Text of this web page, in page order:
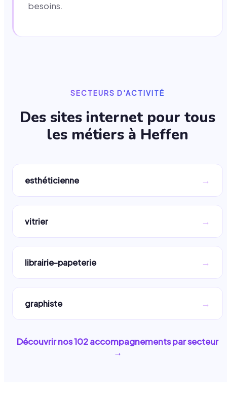
besoins.
SECTEURS D'ACTIVITÉ
Des sites internet pour tous
les métiers à Heffen
esthéticienne →
vitrier →
librairie-papeterie →
graphiste →
Découvrir nos102accompagnements par secteur
→